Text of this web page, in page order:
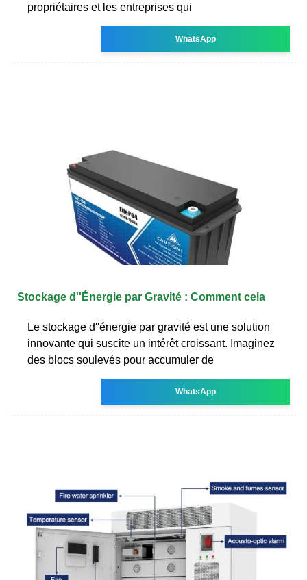
propriétaires et les entreprises qui
WhatsApp
Stockage d''Énergie par Gravité : Comment cela
Le stockage d''énergie par gravité est une solution
innovante qui suscite un intérêt croissant. Imaginez
des blocs soulevés pour accumuler de
WhatsApp